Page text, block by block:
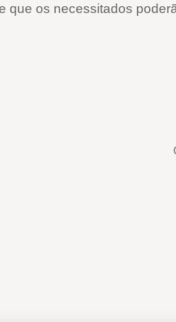
que os necessitados